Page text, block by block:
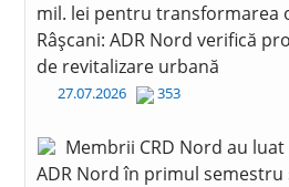
mil. lei pentru transformarea
Râșcani: ADR Nord verifică
de revitalizare urbană
27.07.2026 353
Membrii CRD Nord au
ADR Nord în primul